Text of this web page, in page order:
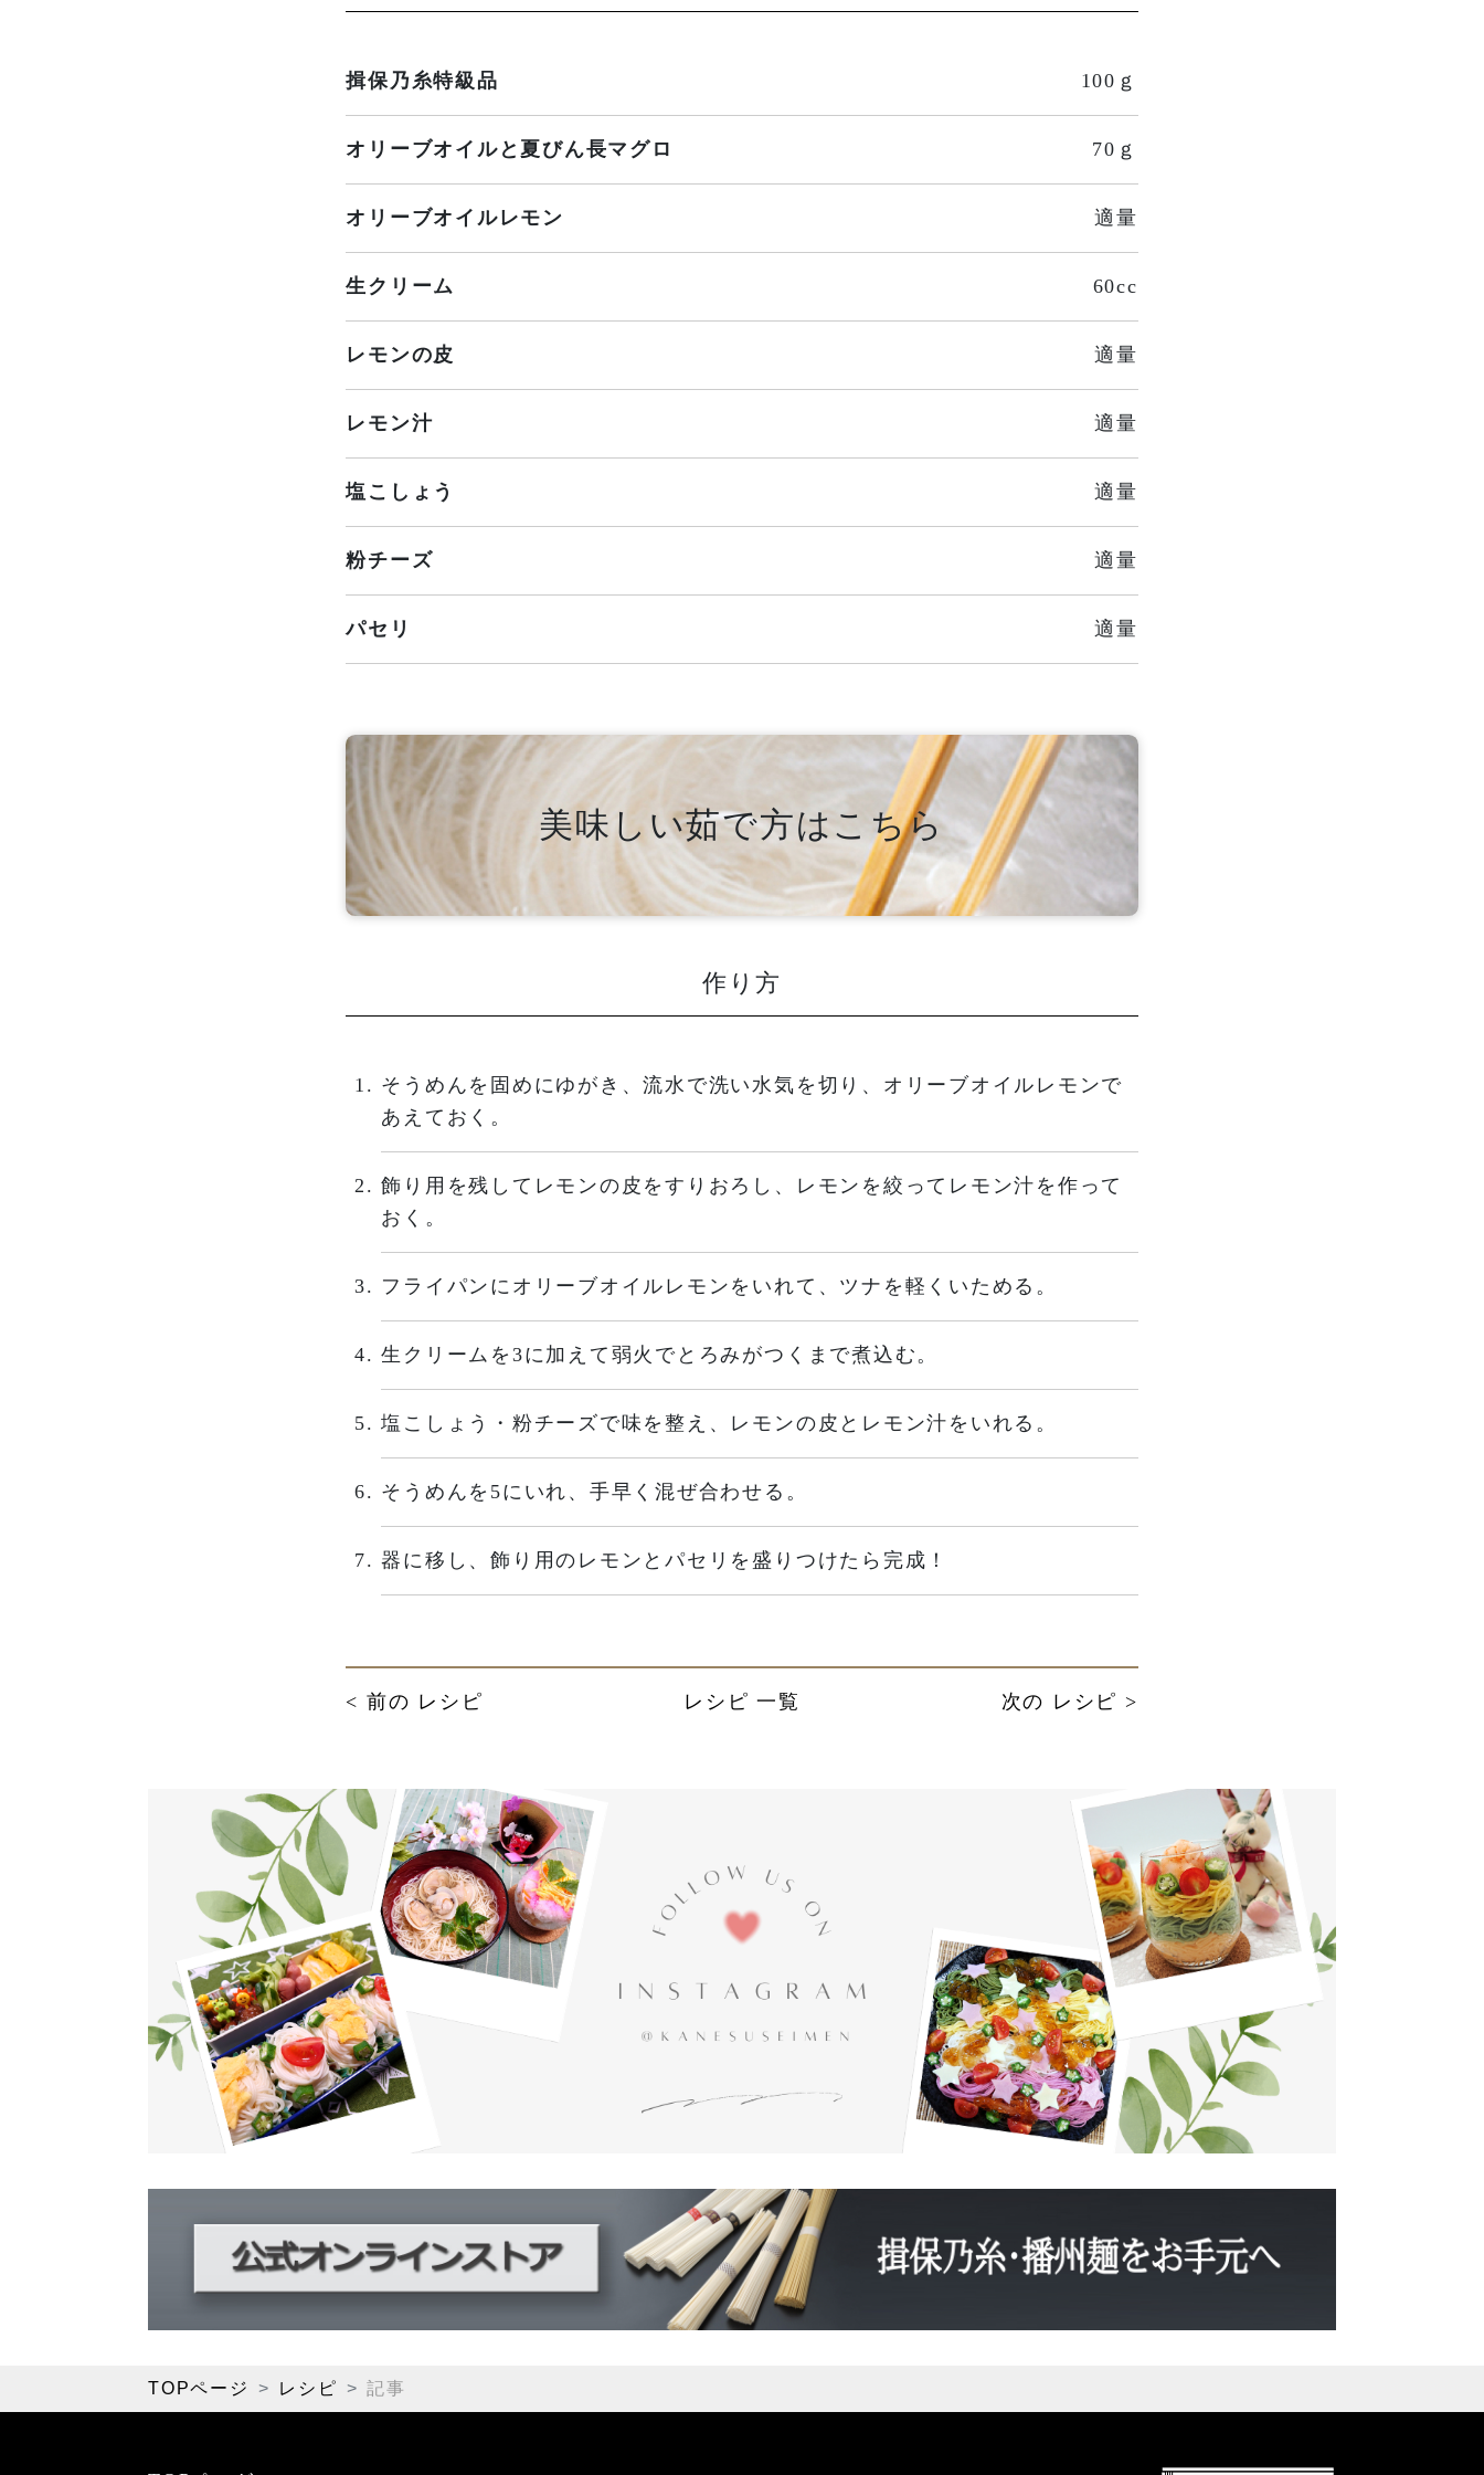
揖保乃糸特級品 100ｇ
オリーブオイルと夏びん長マグロ 70ｇ
オリーブオイルレモン 適量
生クリーム 60cc
レモンの皮 適量
レモン汁 適量
塩こしょう 適量
粉チーズ 適量
パセリ 適量
美味しい茹で方はこちら
作り方
そうめんを固めにゆがき、流水で洗い水気を切り、オリーブオイルレモンで
あえておく。
飾り用を残してレモンの皮をすりおろし、レモンを絞ってレモン汁を作って
おく。
フライパンにオリーブオイルレモンをいれて、ツナを軽くいためる。
生クリームを3に加えて弱火でとろみがつくまで煮込む。
塩こしょう・粉チーズで味を整え、レモンの皮とレモン汁をいれる。
そうめんを5にいれ、手早く混ぜ合わせる。
器に移し、飾り用のレモンとパセリを盛りつけたら完成！
< 前の レシピ レシピ 一覧 次の レシピ >
TOPページ レシピ 記事